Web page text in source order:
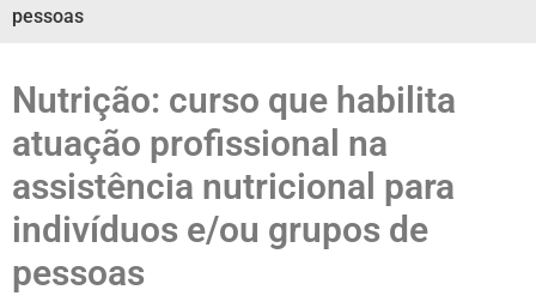
pessoas
Nutrição: curso que habilita
atuação profissional na
assistência nutricional para
indivíduos e/ou grupos de
pessoas